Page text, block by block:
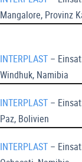
Mangalore, Provinz
INTERPLAST –
Windhuk, Namibia
INTERPLAST –
Paz, Bolivien
INTERPLAST –